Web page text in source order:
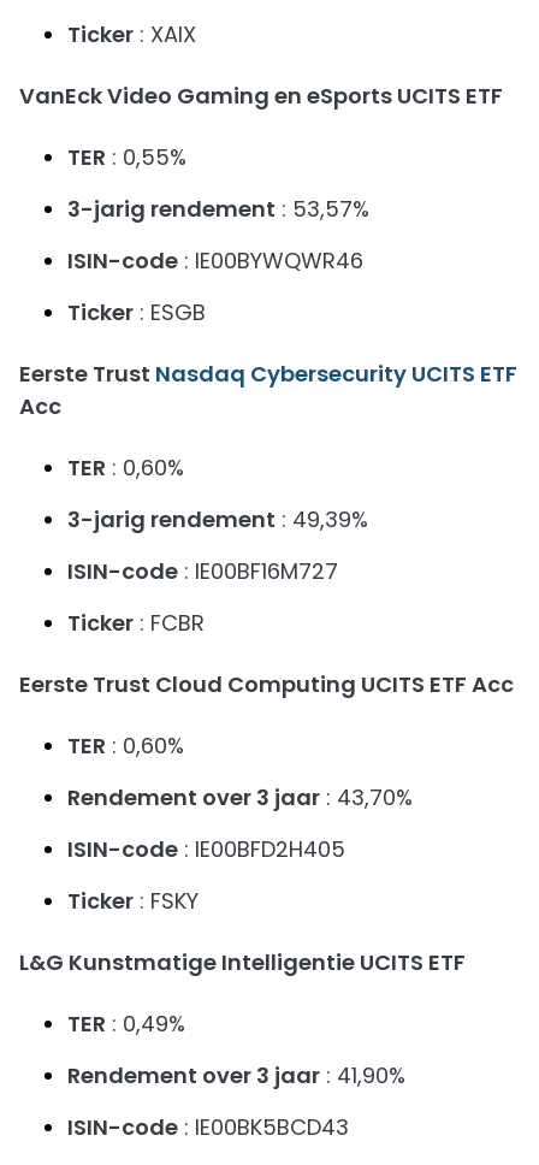
Ticker : XAIX
VanEck Video Gaming en eSports UCITS ETF
TER : 0,55%
3-jarig rendement : 53,57%
ISIN-code : IE00BYWQWR46
Ticker : ESGB
Eerste Trust Nasdaq Cybersecurity UCITS ETF
Acc
TER : 0,60%
3-jarig rendement : 49,39%
ISIN-code : IE00BF16M727
Ticker : FCBR
Eerste Trust Cloud Computing UCITS ETF Acc
TER : 0,60%
Rendement over 3 jaar : 43,70%
ISIN-code : IE00BFD2H405
Ticker : FSKY
L&G Kunstmatige Intelligentie UCITS ETF
TER : 0,49%
Rendement over 3 jaar : 41,90%
ISIN-code : IE00BK5BCD43